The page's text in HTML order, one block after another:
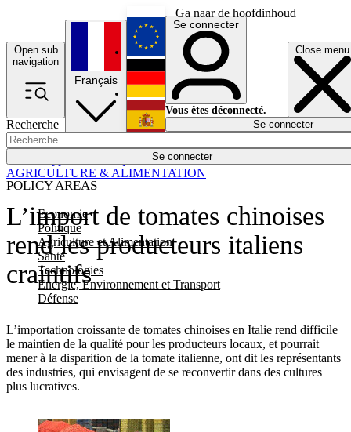
Ga naar de hoofdinhoud
Open sub
navigation
Close menu
Recherche
Se connecter
POLICY AREAS
Economie
Politique
Agriculture et Alimentation
Santé
Technologies
Energie, Environnement et Transport
Défense
Économie
Français
English
Deutsch
Español
Se connecter
Vous êtes déconnecté.
Se connecter
L’import de tomates chinoises
rend les producteurs italiens
craintifs
L’importation croissante de tomates chinoises en Italie rend difficile
le maintien de la qualité pour les producteurs locaux, et pourrait
mener à la disparition de la tomate italienne, ont dit les représentants
des industries, qui envisagent de se reconvertir dans des cultures
plus lucratives.
AGRICULTURE & ALIMENTATION